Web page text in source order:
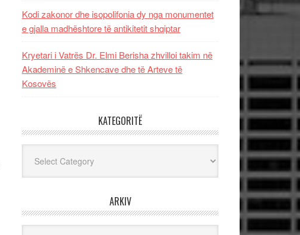
Kodi zakonor dhe isopolifonia dy nga monumentet
e gjalla madhështore të antikitetit shqiptar
Kryetari i Vatrës Dr. Elmi Berisha zhvilloi takim në
Akademinë e Shkencave dhe të Arteve të
Kosovës
KATEGORITË
ARKIV